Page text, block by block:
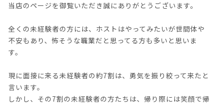
当店のページを御覧いただき誠にありがとうございます。
全くの未経験者の方には、ホストはやってみたいが世間体や
不安もあり、怖そうな職業だと思ってる方も多いと思いま
す。
現に面接に来る未経験者の約7割は、勇気を振り絞って来たと
言います。
しかし、その7割の未経験者の方たちは、帰り際には笑顔で帰